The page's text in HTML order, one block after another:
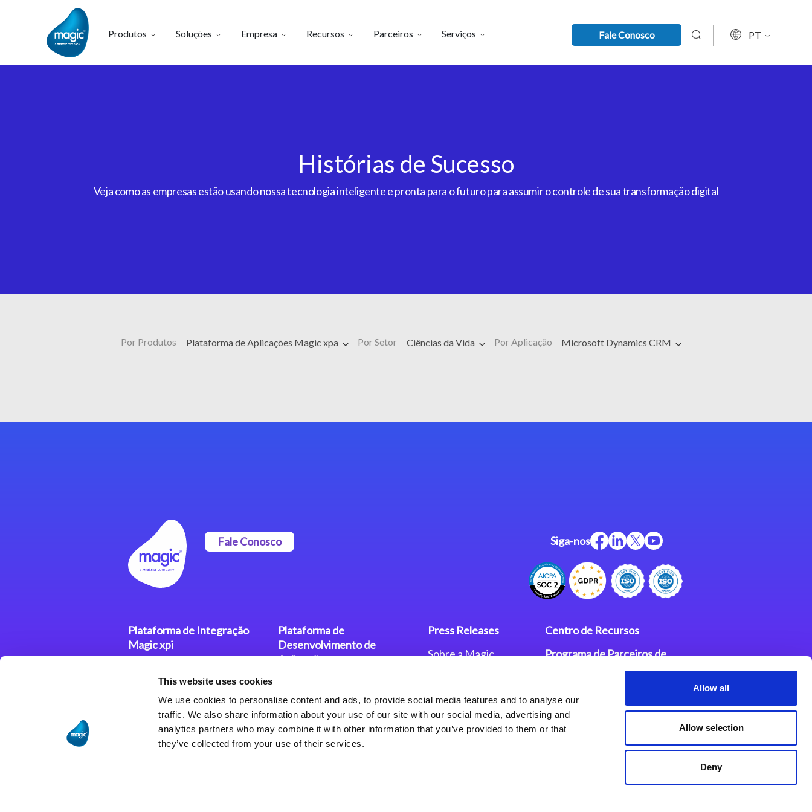
This website uses cookies
We use cookies to personalise content and ads, to provide social media features and to analyse our
traffic. We also share information about your use of our site with our social media, advertising and
analytics partners who may combine it with other information that you’ve provided to them or that
they’ve collected from your use of their services.
Allow all
Allow selection
Deny
Produtos Soluções Empresa Recursos Parceiros Serviços Fale Conosco PT
Histórias de Sucesso
Veja como as empresas estão usando nossa tecnologia inteligente e pronta para o futuro para assumir o controle de sua transformação digital
Por Produtos Plataforma de Aplicações Magic xpa Por Setor Ciências da Vida Por Aplicação Microsoft Dynamics CRM
Fale Conosco Siga-nos
Plataforma de Integração
Magic xpi
Plataforma de
Desenvolvimento de
Aplicações
xpa
Framework de Aplicações
Web do Magic xpa
Press Releases
Sobre a Magic
Política de Privacidade
Política de Privacidade
Centro de Recursos
Programa de Parceiros de
Integração Magic